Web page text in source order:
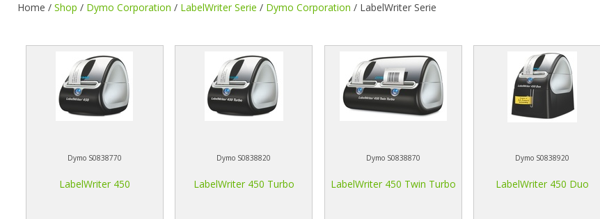
Home / Shop / Dymo Corporation / LabelWriter Serie / Dymo Corporation / LabelWriter Serie
Dymo S0838770
LabelWriter 450
Dymo S0838820
LabelWriter 450 Turbo
Dymo S0838870
LabelWriter 450 Twin Turbo
Dymo S0838920
LabelWriter 450 Duo